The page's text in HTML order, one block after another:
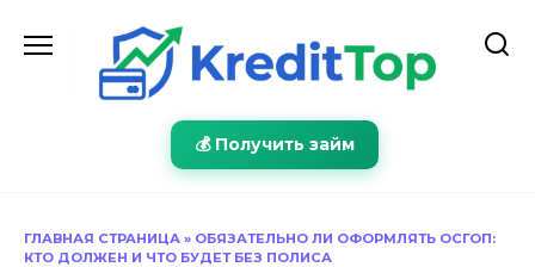
содержанию
💰 Получить займ
ГЛАВНАЯ СТРАНИЦА » ОБЯЗАТЕЛЬНО ЛИ ОФОРМЛЯТЬ ОСГОП:
КТО ДОЛЖЕН И ЧТО БУДЕТ БЕЗ ПОЛИСА